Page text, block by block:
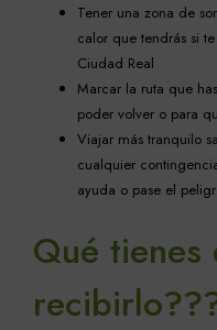
Tener una zona de
calor que tendrás si
Ciudad Real
Marcar la ruta que
poder volver o para
Viajar más tranquilo
cualquier
ayuda o pase el
Qué tienes